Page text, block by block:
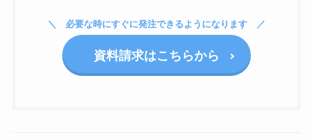
必要な時にすぐに発注できるようになります
資料請求はこちらから